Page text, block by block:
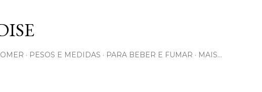
PESOS E MEDIDAS PARA BEBER E FUMAR MAIS…